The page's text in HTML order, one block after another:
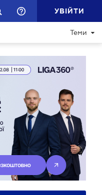
УВІЙТИ
Теми